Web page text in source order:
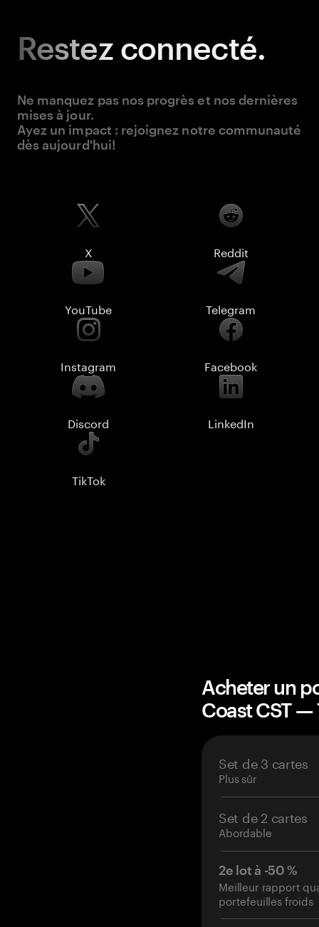
Restezconnecté.
Ne manquez pas nos progrès et nos dernières
mises à jour.
Ayez un impact : rejoignez notre communauté
dès aujourd'hui!
X Reddit
YouTube Telegram
Instagram Facebook
Discord LinkedIn
TikTok
Acheter un
Coast CST —
Set de 3 cartes
Plus sûr
Set de 2 cartes
Abordable
2e lot à -50 %
Meilleur rapport
portefeuilles froids